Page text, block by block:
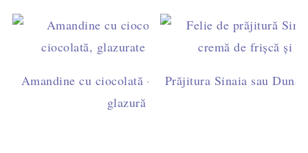
Amandine cu ciocolată – rețetă ușoară de casă, cu
glazură simplă (fără fondant)
Prăjitura Sinaia sau